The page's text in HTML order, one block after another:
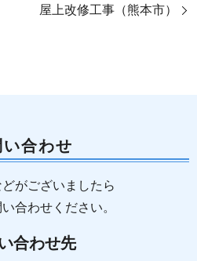
屋上改修工事（熊本市）
い合わせ
がございましたら
合わせください。
合わせ先